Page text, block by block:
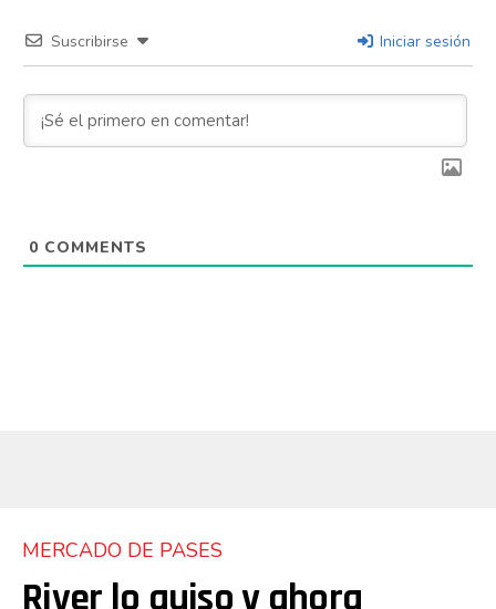
Suscribirse Iniciar sesión
0 COMMENTS
MERCADO DE PASES
River lo quiso y ahora